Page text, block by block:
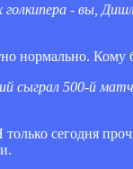
- вы,
нормально. Кому
сыграл 500-й
только сегодня